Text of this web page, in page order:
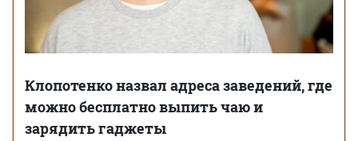
Клопотенко назвал адреса заведений, где
можно бесплатно выпить чаю и
зарядить гаджеты